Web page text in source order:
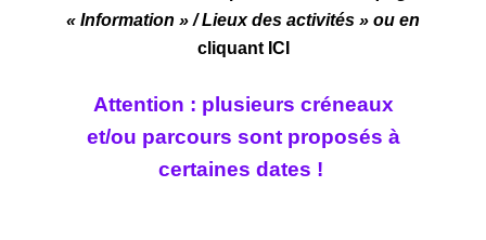
« Information » / Lieux des activités » ou en
cliquant ICI
Attention : plusieurs créneaux
et/ou parcours sont proposés à
certaines dates !